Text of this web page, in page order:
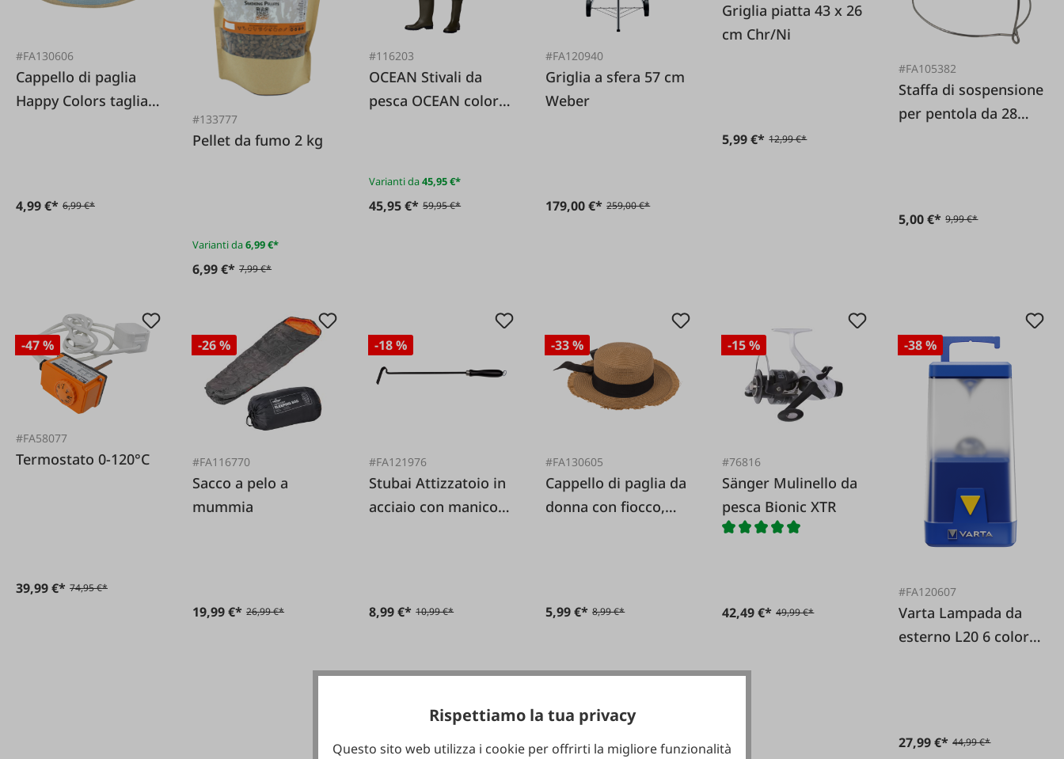
#FA130606
Cappello di paglia
Happy Colors taglia
4,99 €* 6,99 €*
#133777
Pellet da fumo 2 kg
Varianti da6,99 €*
6,99 €* 7,99 €*
#116203
OCEAN Stivali da
pesca OCEAN color
Varianti da45,95 €*
45,95 €* 59,95 €*
#FA120940
Griglia a sfera 57 cm
Weber
179,00 €* 259,00 €*
Griglia piatta 43 x 26
cm Chr/Ni
5,99 €* 12,99 €*
#FA105382
Staffa di sospensione
per pentola da 28
5,00 €* 9,99 €*
-47 %
#FA58077
Termostato 0-120°C
39,99 €* 74,95 €*
-26 %
#FA116770
Sacco a pelo a
mummia
19,99 €* 26,99 €*
-18 %
#FA121976
Stubai Attizzatoio in
acciaio con manico
8,99 €* 10,99 €*
-33 %
#FA130605
Cappello di paglia da
donna con fiocco,
5,99 €* 8,99 €*
-15 %
#76816
Sänger Mulinello da
pesca Bionic XTR
42,49 €* 49,99 €*
-38 %
#FA120607
Varta Lampada da
esterno L20 6 colori
27,99 €* 44,99 €*
Rispettiamo la tua privacy
Questo sito web utilizza i cookie per offrirti la migliore funzionalità